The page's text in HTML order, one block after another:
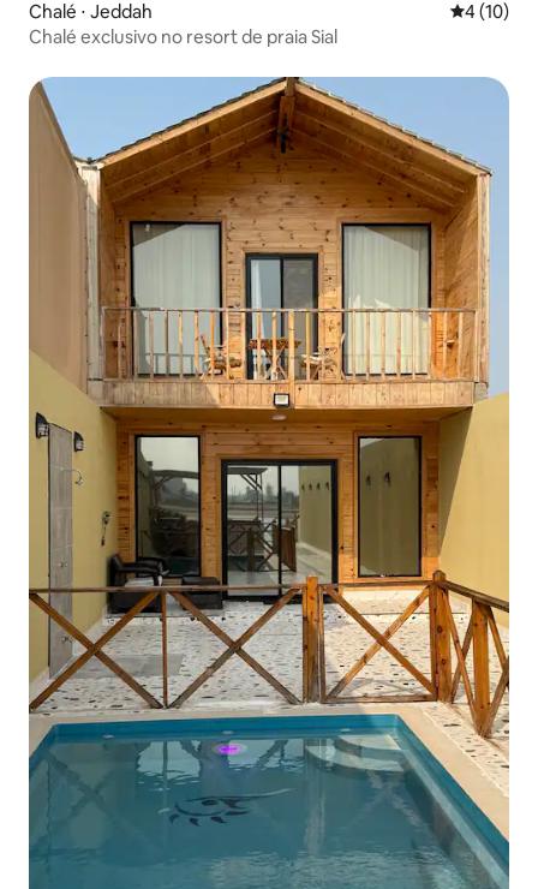
Chalé ⋅ Jeddah 4 de uma
4 (10)
Chalé exclusivo no resort de praia Sial